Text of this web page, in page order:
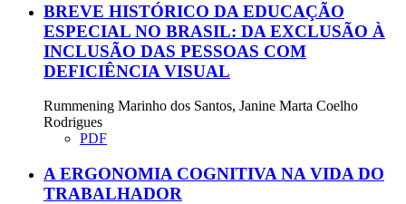
BREVE HISTÓRICO DA EDUCAÇÃO
ESPECIAL NO BRASIL: DA EXCLUSÃO À
INCLUSÃO DAS PESSOAS COM
DEFICIÊNCIA VISUAL
Rummening Marinho dos Santos, Janine Marta Coelho
Rodrigues
PDF
A ERGONOMIA COGNITIVA NA VIDA DO
TRABALHADOR